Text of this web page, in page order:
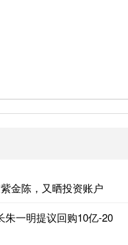
金陈，又晒投资账户
朱一明提议回购10亿-20